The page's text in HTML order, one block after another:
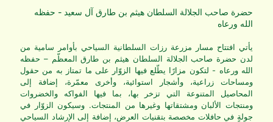
حضرة صاحب الجلالة السلطان هيثم بن طارق آل سعيد - حفظه
الله ورعاه
يأتي افتتاح مسار مزرعة رزات السلطانية السياحي بأوامر سامية من
لدن حضرة صاحب الجلالة السلطان هيثم بن طارق المعظّم – حفظه
الله ورعاه - لتكون مزارًا يطّلع فيها الزوّار على ما تمتاز به من حقول
ومساحات زراعية، وأشجار استوائية، وأخرى معمّرة، إضافة إلى
المحاصيل المتنوعة التي تزخر بها، بما فيها الفواكه والخضروات
ومنتجات الألبان ومشتقاتها وغيرها من المنتجات. وسيكون الزوّار في
جولةٍ في حافلات مخصصة بتقنيات العرض، إضافة إلى الإرشاد السياحي